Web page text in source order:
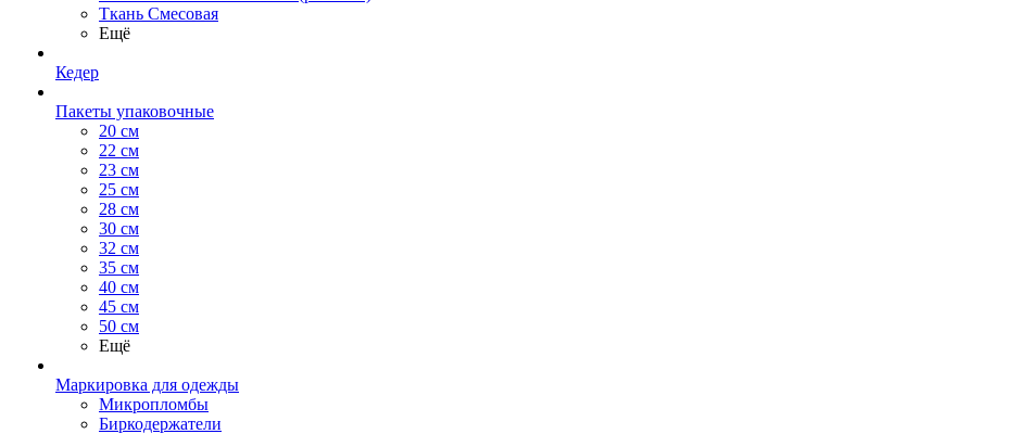
Ткань Смесовая
Ещё
Кедер
Пакеты упаковочные
20 см
22 см
23 см
25 см
28 см
30 см
32 см
35 см
40 см
45 см
50 см
Ещё
Маркировка для одежды
Микропломбы
Биркодержатели